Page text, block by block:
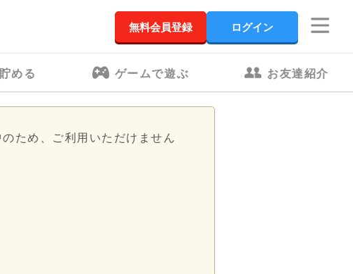
無料会員登録 ログイン
める ゲームで遊ぶ お友達紹介
ため、ご利用いただけません